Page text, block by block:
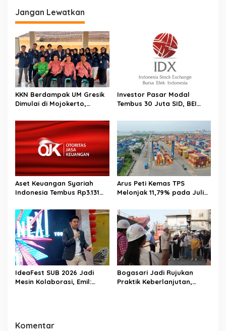
Jangan Lewatkan
KKN Berdampak UM Gresik
Dimulai di Mojokerto,
Program Pemberdayaan
Desa
Investor Pasar Modal
Tembus 30 Juta SID, BEI
Aset Keuangan Syariah
Indonesia Tembus Rp3.131
Arus Peti Kemas TPS
Melonjak 11,79% pada Juli
IdeaFest SUB 2026 Jadi
Mesin Kolaborasi, Emil:
Bogasari Jadi Rujukan
Praktik Keberlanjutan,
Komentar